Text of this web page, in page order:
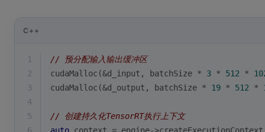
C++
1
// 预分配输入输出缓冲区
2
cudaMalloc (&d_input, batchSize * 3 * 512 *
3
cudaMalloc (&d_output, batchSize * 19 * 512 *
4
5
// 创建持久化TensorRT执行上下文